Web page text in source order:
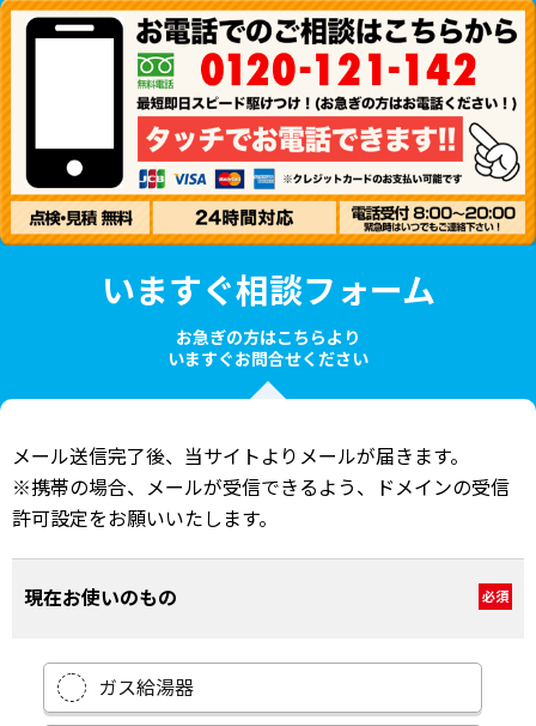
いますぐ相談フォーム
お急ぎの方はこちらより
いますぐお問合せください
メール送信完了後、当サイトよりメールが届きます。
※携帯の場合、メールが受信できるよう、ドメインの受信
許可設定をお願いいたします。
現在お使いのもの 必須
ガス給湯器